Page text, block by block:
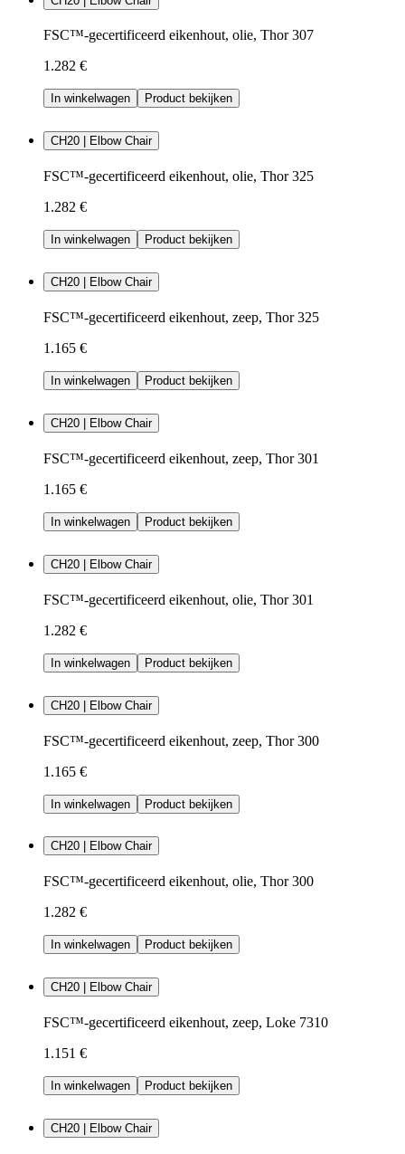
FSC™-gecertificeerd eikenhout, olie, Thor 307
1.282 €
In winkelwagen Product bekijken
CH20 | Elbow Chair
FSC™-gecertificeerd eikenhout, olie, Thor 325
1.282 €
In winkelwagen Product bekijken
CH20 | Elbow Chair
FSC™-gecertificeerd eikenhout, zeep, Thor 325
1.165 €
In winkelwagen Product bekijken
CH20 | Elbow Chair
FSC™-gecertificeerd eikenhout, zeep, Thor 301
1.165 €
In winkelwagen Product bekijken
CH20 | Elbow Chair
FSC™-gecertificeerd eikenhout, olie, Thor 301
1.282 €
In winkelwagen Product bekijken
CH20 | Elbow Chair
FSC™-gecertificeerd eikenhout, zeep, Thor 300
1.165 €
In winkelwagen Product bekijken
CH20 | Elbow Chair
FSC™-gecertificeerd eikenhout, olie, Thor 300
1.282 €
In winkelwagen Product bekijken
CH20 | Elbow Chair
FSC™-gecertificeerd eikenhout, zeep, Loke 7310
1.151 €
In winkelwagen Product bekijken
CH20 | Elbow Chair